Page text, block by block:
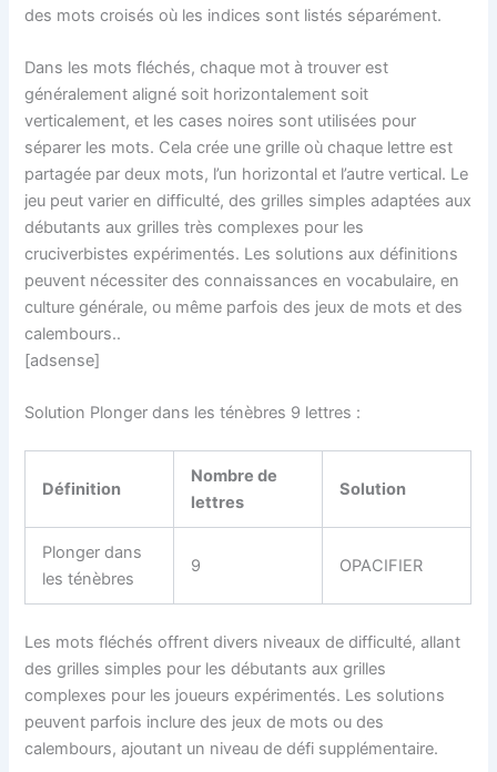
des mots croisés où les indices sont listés séparément.
Dans les mots fléchés, chaque mot à trouver est
généralement aligné soit horizontalement soit
verticalement, et les cases noires sont utilisées pour
séparer les mots. Cela crée une grille où chaque lettre est
partagée par deux mots, l’un horizontal et l’autre vertical. Le
jeu peut varier en difficulté, des grilles simples adaptées aux
débutants aux grilles très complexes pour les
cruciverbistes expérimentés. Les solutions aux définitions
peuvent nécessiter des connaissances en vocabulaire, en
culture générale, ou même parfois des jeux de mots et des
calembours..
[adsense]
Solution Plonger dans les ténèbres 9 lettres :
Définition
Nombre de
lettres
Solution
Plonger dans
les ténèbres
9 OPACIFIER
Les mots fléchés offrent divers niveaux de difficulté, allant
des grilles simples pour les débutants aux grilles
complexes pour les joueurs expérimentés. Les solutions
peuvent parfois inclure des jeux de mots ou des
calembours, ajoutant un niveau de défi supplémentaire.